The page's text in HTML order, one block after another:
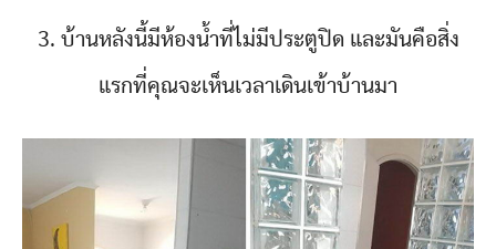
3. บ้านหลังนี้มีห้องน้ำที่ไม่มีประตูปิด และมันคือสิ่ง
แรกที่คุณจะเห็นเวลาเดินเข้าบ้านมา